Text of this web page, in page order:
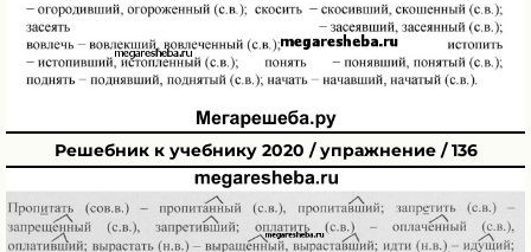
Решебник к учебнику 2020 / упражнение / 136